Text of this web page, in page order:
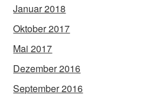
Januar 2018
Oktober 2017
Mai 2017
Dezember 2016
September 2016